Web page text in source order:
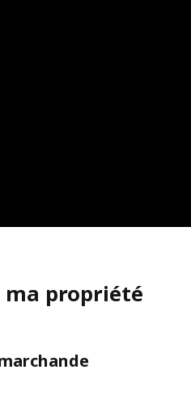
ma propriété